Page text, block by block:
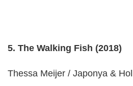
5. The Walking Fish (2018)
Thessa Meijer / Japonya &